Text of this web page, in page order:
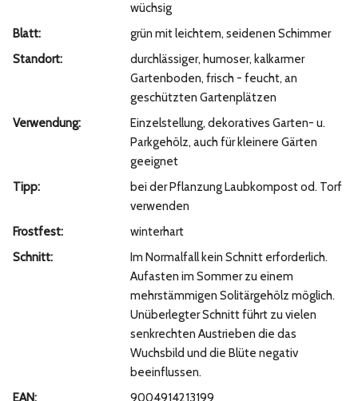
wüchsig
Blatt:
grün mit leichtem, seidenen Schimmer
Standort:
durchlässiger, humoser, kalkarmer
Gartenboden, frisch - feucht, an
geschützten Gartenplätzen
Verwendung:
Einzelstellung, dekoratives Garten- u.
Parkgehölz, auch für kleinere Gärten
geeignet
Tipp:
bei der Pflanzung Laubkompost od. Torf
verwenden
Frostfest:
winterhart
Schnitt:
Im Normalfall kein Schnitt erforderlich.
Aufasten im Sommer zu einem
mehrstämmigen Solitärgehölz möglich.
Unüberlegter Schnitt führt zu vielen
senkrechten Austrieben die das
Wuchsbild und die Blüte negativ
beeinflussen.
EAN:
9004914213199